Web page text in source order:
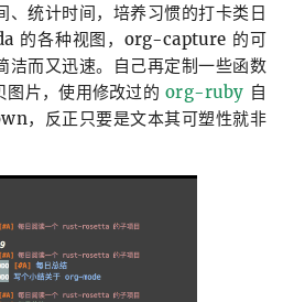
、统计时间，培养习惯的打卡类日
的各种视图，org-capture 的可
洁而又迅速。自己再定制一些函数
图片，使用修改过的org-ruby 自
，反正只要是文本其可塑性就非